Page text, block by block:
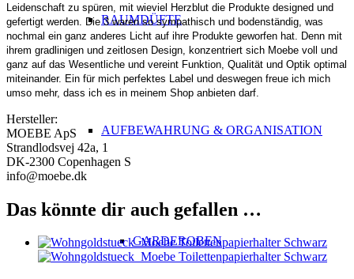
RAUMDÜFTE
AUFBEWAHRUNG & ORGANISATION
GARDEROBEN
Leidenschaft zu spüren, mit wieviel Herzblut die Produkte designed und
gefertigt werden. Die 3 waren so sympathisch und bodenständig, was
nochmal ein ganz anderes Licht auf ihre Produkte geworfen hat. Denn mit
ihrem gradlinigen und zeitlosen Design, konzentriert sich Moebe voll und
ganz auf das Wesentliche und vereint Funktion, Qualität und Optik optimal
miteinander. Ein für mich perfektes Label und deswegen freue ich mich
umso mehr, dass ich es in meinem Shop anbieten darf.
Hersteller:
MOEBE ApS
Strandlodsvej 42a, 1
DK-2300 Copenhagen S
info@moebe.dk
Das könnte dir auch gefallen …